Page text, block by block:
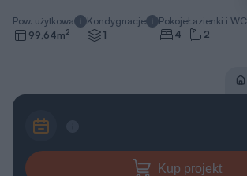
Pow. użytkowa
99,64m2
Kondygnacje
1
Pokoje
4
Łazienki i WC
2
Kup projekt